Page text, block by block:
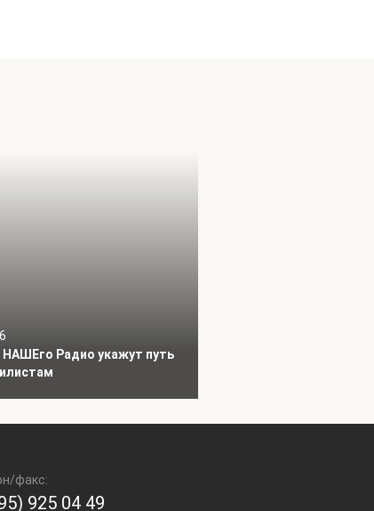
НАШЕго Радио укажут путь
факс:
925 04 49